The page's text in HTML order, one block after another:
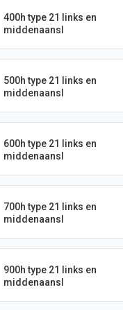
400h type 21 links en
middenaansl
500h type 21 links en
middenaansl
600h type 21 links en
middenaansl
700h type 21 links en
middenaansl
900h type 21 links en
middenaansl